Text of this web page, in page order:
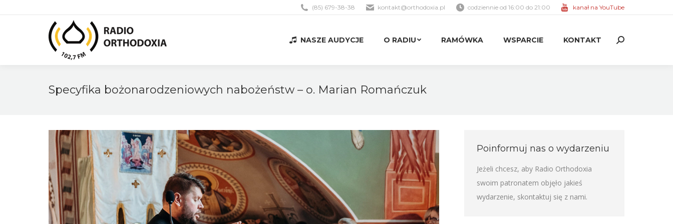
(85) 679-38-38 kontakt@orthodoxia.pl codziennie od 16:00 do 21:00 kanał na YouTube
NASZE AUDYCJE O RADIU RAMÓWKA WSPARCIE KONTAKT Search:
Specyfika bożonarodzeniowych nabożeństw – o. Marian Romańczuk
Poinformuj nas o wydarzeniu
Jeżeli chcesz, aby Radio Orthodoxia
swoim patronatem objęło jakieś
wydarzenie, skontaktuj się z nami.